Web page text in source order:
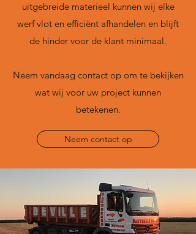
uitgebreide materieel kunnen wij elke
werf vlot en efficiënt afhandelen en blijft
de hinder voor de klant minimaal.
Neem vandaag contact op om te bekijken
wat wij voor uw project kunnen
betekenen.
Neem contact op